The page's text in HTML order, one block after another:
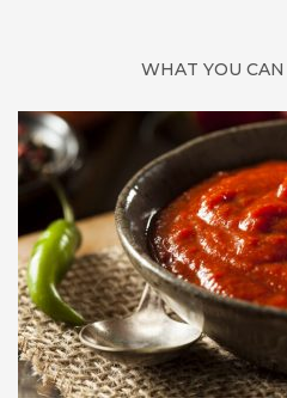
WHAT YOU